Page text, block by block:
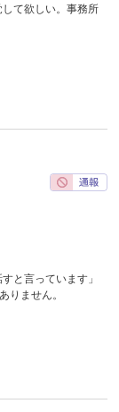
て欲しい。事務所
と言っています」
りません。